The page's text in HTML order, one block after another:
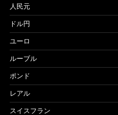
人民元
ドル円
ユーロ
ルーブル
ポンド
レアル
スイスフラン